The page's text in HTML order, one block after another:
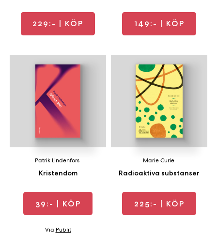
229:- | KÖP 149:- | KÖP
Kristendom
Patrik Lindenfors
39:- | KÖP
Via Publit
Radioaktiva substanser
Marie Curie
225:- | KÖP